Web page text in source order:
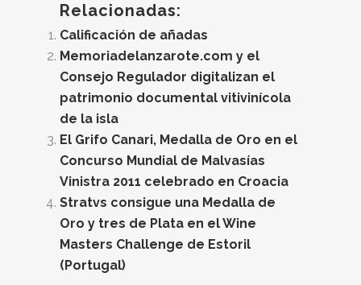
Relacionadas:
Calificación de añadas
Memoriadelanzarote.com y el
Consejo Regulador digitalizan el
patrimonio documental vitivinícola
de la isla
El Grifo Canari, Medalla de Oro en el
Concurso Mundial de Malvasías
Vinistra 2011 celebrado en Croacia
Stratvs consigue una Medalla de
Oro y tres de Plata en el Wine
Masters Challenge de Estoril
(Portugal)